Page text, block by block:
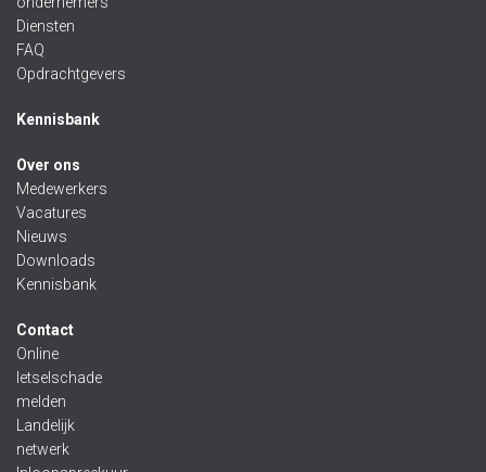
Diensten
FAQ
Opdrachtgevers
Kennisbank
Over ons
Medewerkers
Vacatures
Nieuws
Downloads
Kennisbank
Contact
Online
letselschade
melden
Landelijk
netwerk